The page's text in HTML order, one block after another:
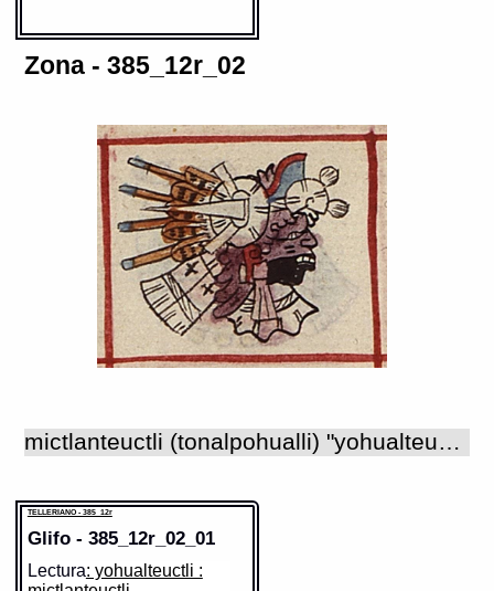
Zona - 385_12r_02
mictlanteuctli (tonalpohualli) "yohualteuctli" o 'señor de la noche' 'Señor del lugar de los muertos'. Recibía por otros nombres el de Tzontemoc, 'el que baja de cabeza', y el de Acolnahuacatl, 'habitante de Acolnahuac' (FC 3, apéndice, cap. 1 : 41). Mictlanteuctli y su compañera, Mictecacihuatl, fueron creados por Quetzalcohuatl y Huitzilopochtli, quienes los pusieron en 'el infierno' (HMP: cap. II). De acuerdo con un relato, Mictlanteuctli vivía en el sexto cielo (HM: cap. VI) pero según otros, vivía en el inframundo, región que llamaban Mictlan, y fue ahí donde Ehecatl-Quetzalcohuatl recibió de él los huesos y las cenizas de los muertos para crear una nueva humanidad (HM: cap. VII; LS: 2002, p. 179). El Mictlan era una de las tres partes adonde podían ir las almas de los muertos, específicamente las de los que morían de muerte natural por vejez o enfermedad, fuesen nobles o gente del pueblo. Los cronistas se referían a este lugar como 'el infierno' y a los dioses que reinaban en él, como 'diablos', aunque estos conceptos cristianos no necesariamente van de acuerdo con las creencias de los pueblos mesoamericanos. Los otros dos lugares de destino de almas eran el Tlalocan, adonde iban los que habían muerto tocados por un rayo, los ahogados o bien los que morían de alguna enfermedad relacionada con el agua y la Casa del Sol, adonde iban las almas de los guerreros muertos en combate (FC 3, apéndice, caps. 1-3 : 41-49). Después de pasar por los peligros y obstáculos que había en el camino al Mictlan, llegaban los muertos frente al dios Mictlanteuctli y a él le ofrecían todo lo que llevaban, con lo que los habían adornado. Mictlanteuctli y Tonatiuh eran los dos dioses que regían en la trecena "ce tecpatl" (1 'pedernal'). En los documentos que registran el 'tonalpohualli', aparece como un hombre vestido con traje de esqueleto; en ocasiones su cabeza es una calavera, a veces con pelo negro enmarañado provisto de ojos redondos que aluden al cielo nocturno. Los atavíos que lo distinguen como dios del inframundo son unas rosetas hechas de papel colocadas en la frente ("ixcuatechimalli") y en la nuca ("cuexcochtechimalli"); a veces se representó llevando una orejeras en forma de mano humana cortada o bien unas tubulares de las que cuelgan tiras de papel. En los códices Borbónico y Tonalamatl de Aubin, el dios de la muerte lleva el pectoral llamado "anahuatl", insignia de Tezcatlipoca que consiste de un anillo blanco amarrado con un listón rojo; incluso en el segundo documento, la imagen del dios representado es más similar a la de Tezcatlipoca. A este respecto cabe mencionar que el primer día de esta trecena ("ce tecpatl") era dedicado a Huitzilopochtli y a Camaxtle, dioses de los mexicas y de los huexotzincas respectivamente, quienes eran aspectos de Tezcatlipoca, lo que quizá explique la presencia de atributos de este último dios en las imágenes de Mictlanteuctli como patrón de este periodo. En el códice Borgia, Mictlanteuctli se presenta también como regente del signo "itzcuintli" ('perro'), animal que se relacionaba con el reino de los muertos ya que ayudaba a las almas a atravesar el río que se interponía en el camino al Mictlan. Finalmente, el dios de la muerte era una de las nueve deidades que se conocen como 'señores de la noche'. Bajo este último aspecto fue representado en el códice Telleriano-Remensis como la cabeza de un personaje masculino, orientada hacia la derecha; su decoración facial recuerda a la del dios del fuego, Xiuhteuctli (385_08r_05.jpg; 385_06v.jpg), con la banda horizontal que cruza el rostro del dios a la altura de los ojos, las dos líneas cortas pintadas con tinta negra bajo sus ojos que representan arrugas y la parte inferior del rostro pintada de negro. Lleva atavíos de papel característicos del dios de la muerte, como son las rosetas que adornan la frente y la nuca, el pectoral y las orejeras de las que cuelgan tiras de este material; su cabello es negro y crespo y lleva una diadema azul ("xiuhuitzolli") que podría tener aquí el valor fónico de "teuctli" o 'señor', palabra que forma parte de su nombre.
TELLERIANO - 385_12r
Glifo - 385_12r_02_01
Lectura: yohualteuctli :